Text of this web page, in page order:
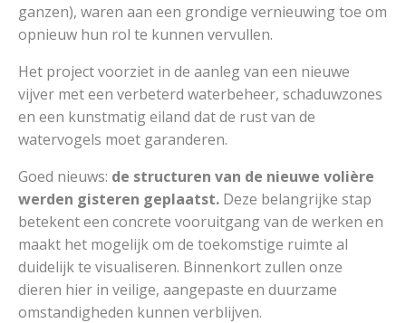
ganzen), waren aan een grondige vernieuwing toe om
opnieuw hun rol te kunnen vervullen.
Het project voorziet in de aanleg van een nieuwe
vijver met een verbeterd waterbeheer, schaduwzones
en een kunstmatig eiland dat de rust van de
watervogels moet garanderen.
Goed nieuws: de structuren van de nieuwe volière
werden gisteren geplaatst. Deze belangrijke stap
betekent een concrete vooruitgang van de werken en
maakt het mogelijk om de toekomstige ruimte al
duidelijk te visualiseren. Binnenkort zullen onze
dieren hier in veilige, aangepaste en duurzame
omstandigheden kunnen verblijven.